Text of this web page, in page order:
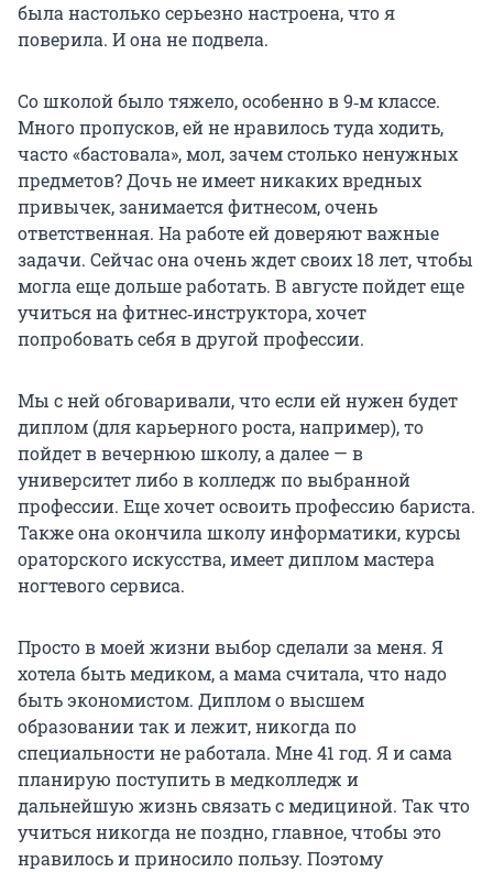
была настолько серьезно настроена, что я
поверила. И она не подвела.
Со школой было тяжело, особенно в 9‑м классе.
Много пропусков, ей не нравилось туда ходить,
часто «бастовала», мол, зачем столько ненужных
предметов? Дочь не имеет никаких вредных
привычек, занимается фитнесом, очень
ответственная. На работе ей доверяют важные
задачи. Сейчас она очень ждет своих 18 лет, чтобы
могла еще дольше работать. В августе пойдет еще
учиться на фитнес‑инструктора, хочет
попробовать себя в другой профессии.
Мы с ней обговаривали, что если ей нужен будет
диплом (для карьерного роста, например), то
пойдет в вечернюю школу, а далее — в
университет либо в колледж по выбранной
профессии. Еще хочет освоить профессию бариста.
Также она окончила школу информатики, курсы
ораторского искусства, имеет диплом мастера
ногтевого сервиса.
Просто в моей жизни выбор сделали за меня. Я
хотела быть медиком, а мама считала, что надо
быть экономистом. Диплом о высшем
образовании так и лежит, никогда по
специальности не работала. Мне 41 год. Я и сама
планирую поступить в медколледж и
дальнейшую жизнь связать с медициной. Так что
учиться никогда не поздно, главное, чтобы это
нравилось и приносило пользу. Поэтому